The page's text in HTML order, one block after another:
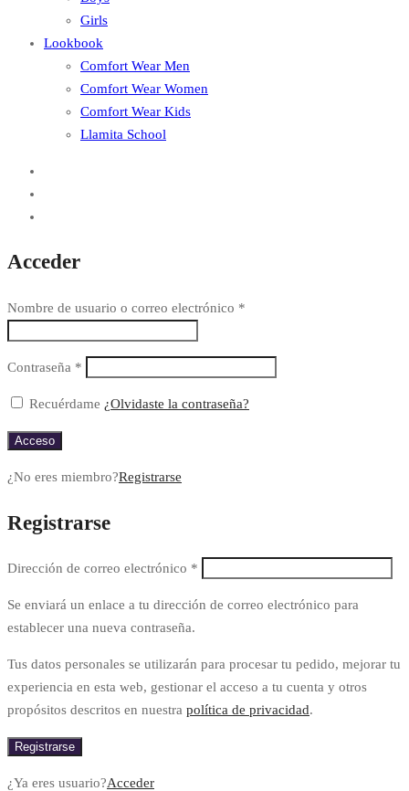
Girls
Lookbook
Comfort Wear Men
Comfort Wear Women
Comfort Wear Kids
Llamita School
Acceder
Nombre de usuario o correo electrónico *
Contraseña *
Recuérdame ¿Olvidaste la contraseña?
Acceso
¿No eres miembro?Registrarse
Registrarse
Dirección de correo electrónico *
Se enviará un enlace a tu dirección de correo electrónico para
establecer una nueva contraseña.
Tus datos personales se utilizarán para procesar tu pedido, mejorar tu
experiencia en esta web, gestionar el acceso a tu cuenta y otros
propósitos descritos en nuestra política de privacidad.
Registrarse
¿Ya eres usuario?Acceder